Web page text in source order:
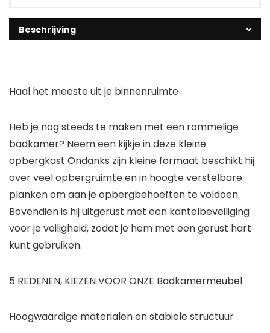
Beschrijving
Haal het meeste uit je binnenruimte
Heb je nog steeds te maken met een rommelige
badkamer? Neem een kijkje in deze kleine
opbergkast Ondanks zijn kleine formaat beschikt hij
over veel opbergruimte en in hoogte verstelbare
planken om aan je opbergbehoeften te voldoen.
Bovendien is hij uitgerust met een kantelbeveiliging
voor je veiligheid, zodat je hem met een gerust hart
kunt gebruiken.
5 REDENEN, KIEZEN VOOR ONZE Badkamermeubel
Hoogwaardige materialen en stabiele structuur